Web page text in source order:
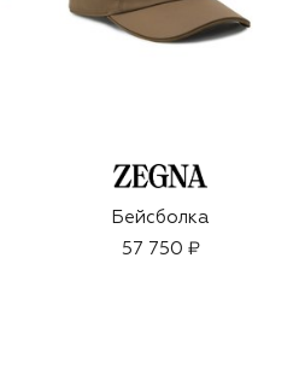
Бейсболка
57 750 ₽